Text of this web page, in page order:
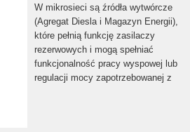
W mikrosieci są źródła wytwórcze
(Agregat Diesla i Magazyn Energii),
które pełnią funkcję zasilaczy
rezerwowych i mogą spełniać
funkcjonalność pracy wyspowej lub
regulacji mocy zapotrzebowanej z